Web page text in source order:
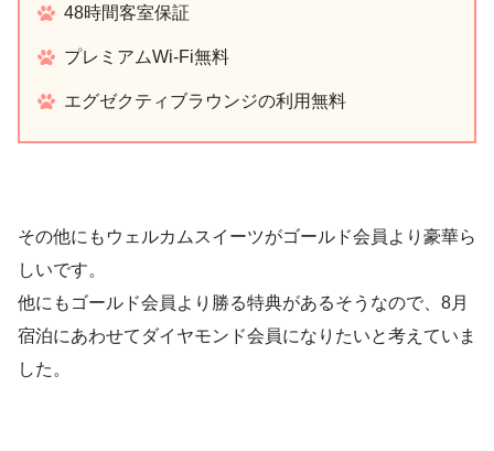
48時間客室保証
プレミアムWi-Fi無料
エグゼクティブラウンジの利用無料
その他にもウェルカムスイーツがゴールド会員より豪華ら
しいです。
他にもゴールド会員より勝る特典があるそうなので、8月
宿泊にあわせてダイヤモンド会員になりたいと考えていま
した。